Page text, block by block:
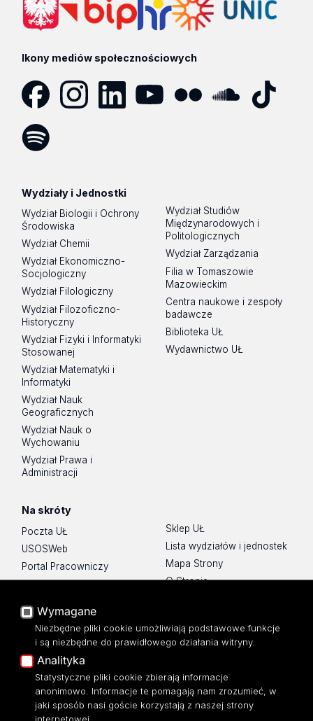
Ikony mediów społecznościowych
Wydziały i Jednostki
Wydział Biologii i Ochrony
Środowiska
Wydział Chemii
Wydział Ekonomiczno-
Socjologiczny
Wydział Filologiczny
Wydział Filozoficzno-
Historyczny
Wydział Fizyki i Informatyki
Stosowanej
Wydział Matematyki i
Informatyki
Wydział Nauk
Geograficznych
Wydział Nauk o
Wychowaniu
Wydział Prawa i
Administracji
Wydział Studiów
Międzynarodowych i
Politologicznych
Wydział Zarządzania
Filia w Tomaszowie
Mazowieckim
Centra naukowe i zespoły
badawcze
Biblioteka UŁ
Wydawnictwo UŁ
Na skróty
Poczta UŁ
USOSWeb
Portal Pracowniczy
Baza Aktów Własnych
Moodle
Eksperci UŁ
Polityka Prywatności
Dostępność
Sklep UŁ
Lista wydziałów i jednostek
Mapa Strony
O Stronie
Wymagane
Niezbędne pliki cookie umożliwiają podstawowe funkcje
i są niezbędne do prawidłowego działania witryny.
Analityka
Statystyczne pliki cookie zbierają informacje
anonimowo. Informacje te pomagają nam zrozumieć, w
jaki sposób nasi goście korzystają z naszej strony